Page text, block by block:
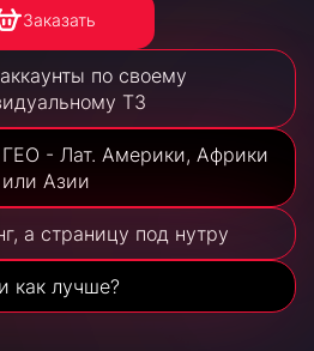
Заказать
по своему
ТЗ
- Лат. Америки, Африки
или Азии
а страницу под нутру
как лучше?